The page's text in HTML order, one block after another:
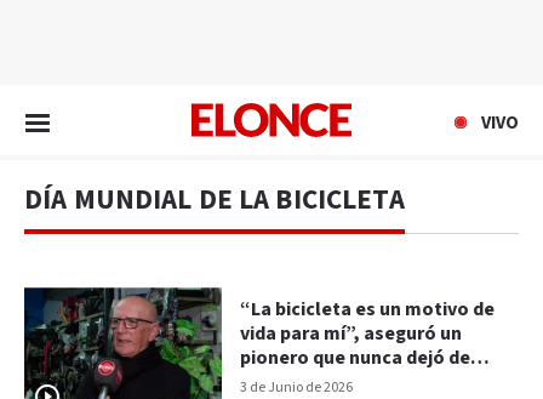
VIVO
DÍA MUNDIAL DE LA BICICLETA
3 de Junio de 2026
“La bicicleta es un motivo de
vida para mí”, aseguró un
pionero que nunca dejó de
pedalear